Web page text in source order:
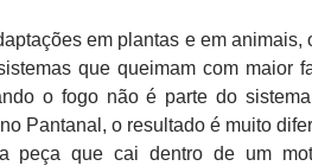
em plantas e em
que queimam com maior
o fogo não é parte do
Pantanal, o resultado é muito
peça que cai dentro de um